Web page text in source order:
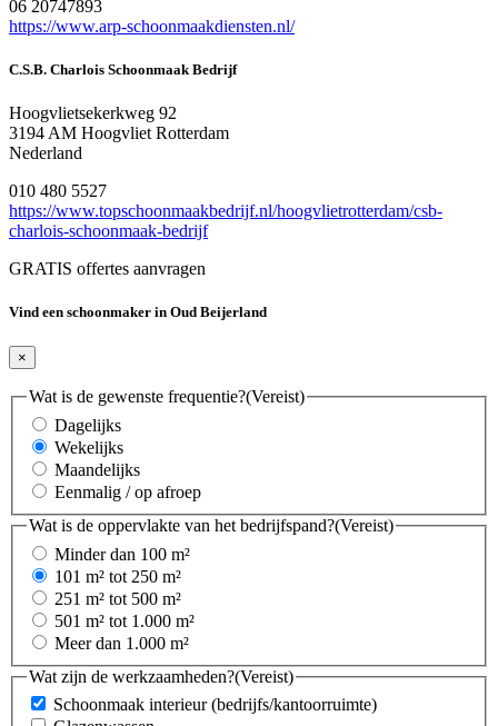
06 20747893
https://www.arp-schoonmaakdiensten.nl/
C.S.B. Charlois Schoonmaak Bedrijf
Hoogvlietsekerkweg 92
3194 AM Hoogvliet Rotterdam
Nederland
010 480 5527
https://www.topschoonmaakbedrijf.nl/hoogvlietrotterdam/csb-
charlois-schoonmaak-bedrijf
GRATIS offertes aanvragen
Vind een schoonmaker in Oud Beijerland
×
Wat is de gewenste frequentie?(Vereist)
Dagelijks
Wekelijks
Maandelijks
Eenmalig / op afroep
Wat is de oppervlakte van het bedrijfspand?(Vereist)
Minder dan 100 m²
101 m² tot 250 m²
251 m² tot 500 m²
501 m² tot 1.000 m²
Meer dan 1.000 m²
Wat zijn de werkzaamheden?(Vereist)
Schoonmaak interieur (bedrijfs/kantoorruimte)